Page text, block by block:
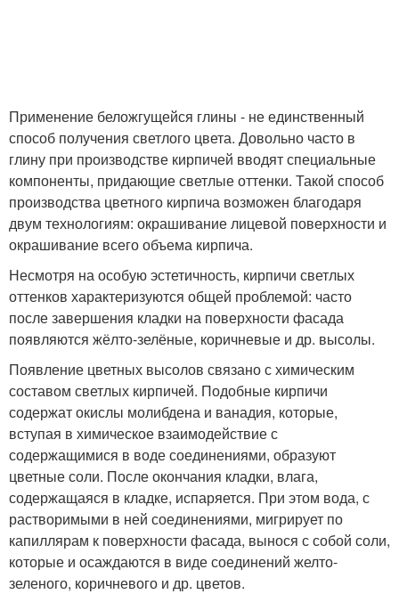
Применение беложгущейся глины - не единственный
способ получения светлого цвета. Довольно часто в
глину при производстве кирпичей вводят специальные
компоненты, придающие светлые оттенки. Такой способ
производства цветного кирпича возможен благодаря
двум технологиям: окрашивание лицевой поверхности и
окрашивание всего объема кирпича.
Несмотря на особую эстетичность, кирпичи светлых
оттенков характеризуются общей проблемой: часто
после завершения кладки на поверхности фасада
появляются жёлто-зелёные, коричневые и др. высолы.
Появление цветных высолов связано с химическим
составом светлых кирпичей. Подобные кирпичи
содержат окислы молибдена и ванадия, которые,
вступая в химическое взаимодействие с
содержащимися в воде соединениями, образуют
цветные соли. После окончания кладки, влага,
содержащаяся в кладке, испаряется. При этом вода, с
растворимыми в ней соединениями, мигрирует по
капиллярам к поверхности фасада, вынося с собой соли,
которые и осаждаются в виде соединений желто-
зеленого, коричневого и др. цветов.